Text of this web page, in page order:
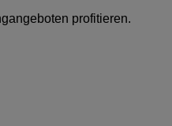
profitieren.